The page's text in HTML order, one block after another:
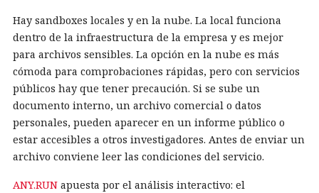
Hay sandboxes locales y en la nube. La local funciona
dentro de la infraestructura de la empresa y es mejor
para archivos sensibles. La opción en la nube es más
cómoda para comprobaciones rápidas, pero con servicios
públicos hay que tener precaución. Si se sube un
documento interno, un archivo comercial o datos
personales, pueden aparecer en un informe público o
estar accesibles a otros investigadores. Antes de enviar un
archivo conviene leer las condiciones del servicio.
ANY.RUN apuesta por el análisis interactivo: el